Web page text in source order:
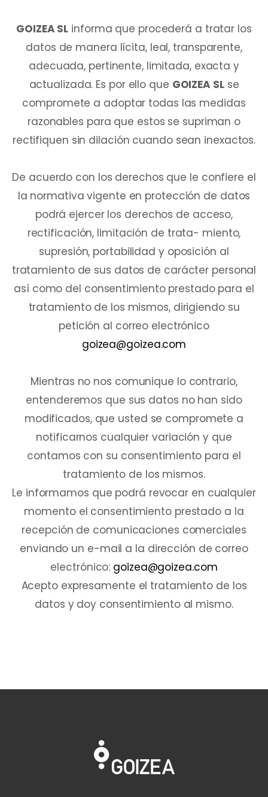
GOIZEA SL informa que procederá a tratar los
datos de manera lícita, leal, transparente,
adecuada, pertinente, limitada, exacta y
actualizada. Es por ello que GOIZEA SLse
compromete a adoptar todas las medidas
razonables para que estos se supriman o
rectifiquen sin dilación cuando sean inexactos.
De acuerdo con los derechos que le confiere el
la normativa vigente en protección de datos
podrá ejercer los derechos de acceso,
rectificación, limitación de trata- miento,
supresión, portabilidad y oposición al
tratamiento de sus datos de carácter personal
así como del consentimiento prestado para el
tratamiento de los mismos, dirigiendo su
petición al correo electrónico
goizea@goizea.com
Mientras no nos comunique lo contrario,
entenderemos que sus datos no han sido
modificados, que usted se compromete a
notificarnos cualquier variación y que
contamos con su consentimiento para el
tratamiento de los mismos.
Le informamos que podrá revocar en cualquier
momento el consentimiento prestado a la
recepción de comunicaciones comerciales
enviando un e-mail a la dirección de correo
electrónico: goizea@goizea.com
Acepto expresamente el tratamiento de los
datos y doy consentimiento al mismo.